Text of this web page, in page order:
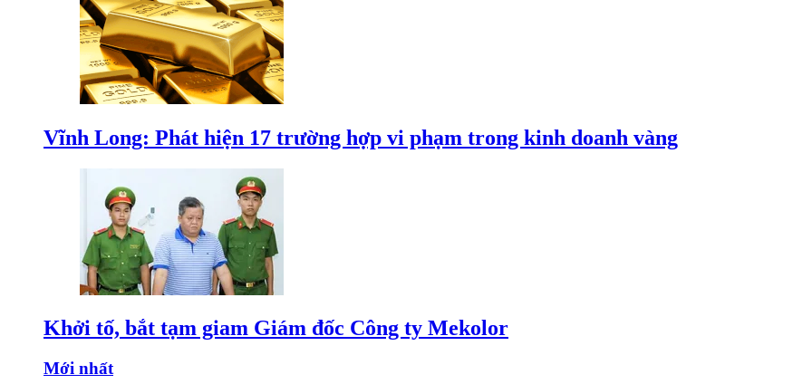
Vĩnh Long: Phát hiện 17 trường hợp vi phạm trong kinh doanh vàng
Khởi tố, bắt tạm giam Giám đốc Công ty Mekolor
Mới nhất